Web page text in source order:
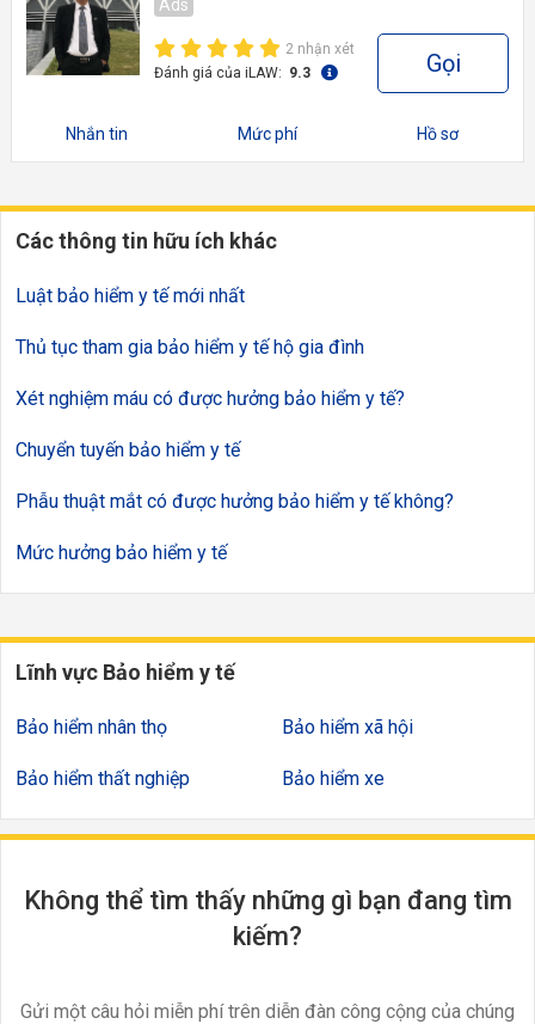
Ads
2 nhận xét
Đánh giá của iLAW: 9.3 Gọi
Nhắn tin Mức phí Hồ sơ
Các thông tin hữu ích khác
Luật bảo hiểm y tế mới nhất
Thủ tục tham gia bảo hiểm y tế hộ gia đình
Xét nghiệm máu có được hưởng bảo hiểm y tế?
Chuyển tuyến bảo hiểm y tế
Phẫu thuật mắt có được hưởng bảo hiểm y tế không?
Mức hưởng bảo hiểm y tế
Lĩnh vực Bảo hiểm y tế
Bảo hiểm nhân thọ
Bảo hiểm thất nghiệp
Bảo hiểm xã hội
Bảo hiểm xe
Không thể tìm thấy những gì bạn đang tìm
kiếm?
Gửi một câu hỏi miễn phí trên diễn đàn công cộng của chúng